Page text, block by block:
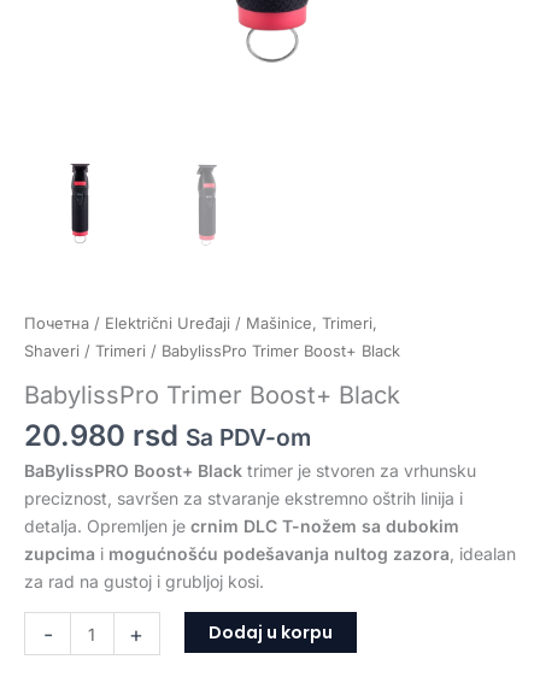
Почетна / Električni Uređaji / Mašinice, Trimeri,
Shaveri / Trimeri / BabylissPro Trimer Boost+ Black
BabylissPro Trimer Boost+ Black
20.980 rsd Sa PDV-om
BaBylissPRO Boost+ Black trimer je stvoren za vrhunsku
preciznost, savršen za stvaranje ekstremno oštrih linija i
detalja. Opremljen je crnim DLC T-nožem sa dubokim
zupcima i mogućnošću podešavanja nultog zazora, idealan
za rad na gustoj i grubljoj kosi.
- + Dodaj u korpu